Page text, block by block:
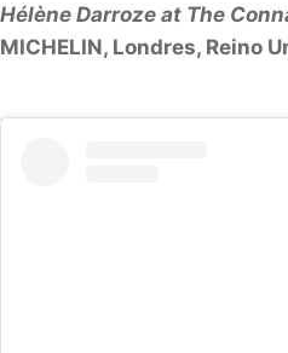
Hélène Darroze at The
MICHELIN, Londres, Reino